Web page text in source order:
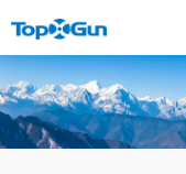
BİZE ULAŞIN